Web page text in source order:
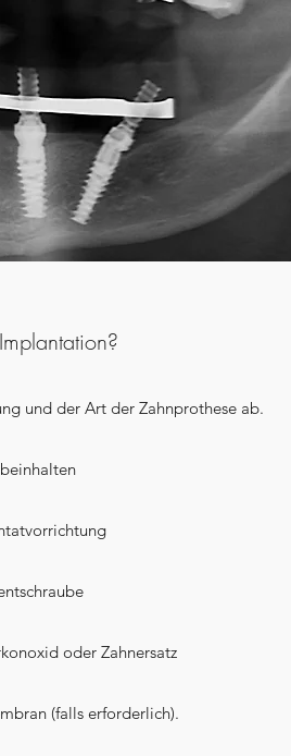
und der Art der Zahnprothese ab.
oder Zahnersatz
(falls erforderlich).